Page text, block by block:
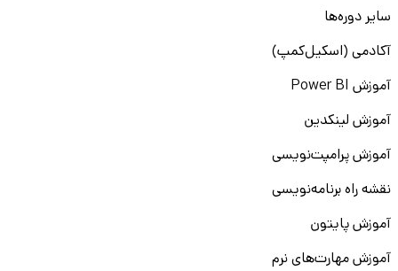
سایر دوره‌ها
آکادمی (اسکیل‌کمپ)
آموزش Power BI
آموزش لینکدین
آموزش پرامپت‌نویسی
نقشه راه برنامه‌نویسی
آموزش پایتون
آموزش مهارت‌های نرم